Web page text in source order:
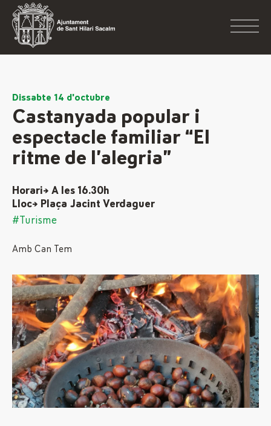
Dissabte 14 d'octubre
Castanyada popular i
espectacle familiar “El
ritme de l’alegria”
Horari→ A les 16.30h
Lloc→ Plaça Jacint Verdaguer
#Turisme
Amb Can Tem